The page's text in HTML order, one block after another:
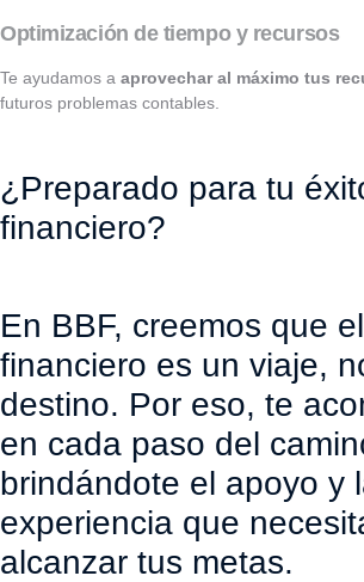
Optimización de tiempo y recursos
Te ayudamos a aprovechar al máximo tus
futuros problemas contables.
¿Preparado para tu
financiero?
En BBF, creemos que
financiero es un viaje,
destino. Por eso, te
en cada paso del
brindándote el apoyo y
experiencia que
alcanzar tus metas.